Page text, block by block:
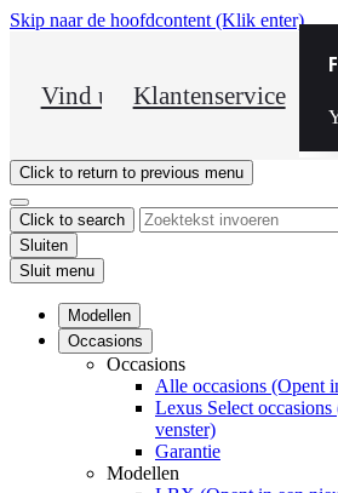
Skip naar de hoofdcontent (Klik enter)
Vind uw dealerKlantenservice
Click to return to previous menu
Click to search
Sluiten
Sluit menu
Modellen
Occasions
Occasions
Alle occasions (Opent
Lexus Select occasions
venster)
Garantie
Modellen